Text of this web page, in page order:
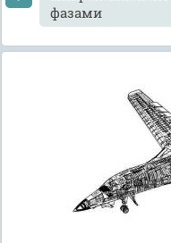
фазами